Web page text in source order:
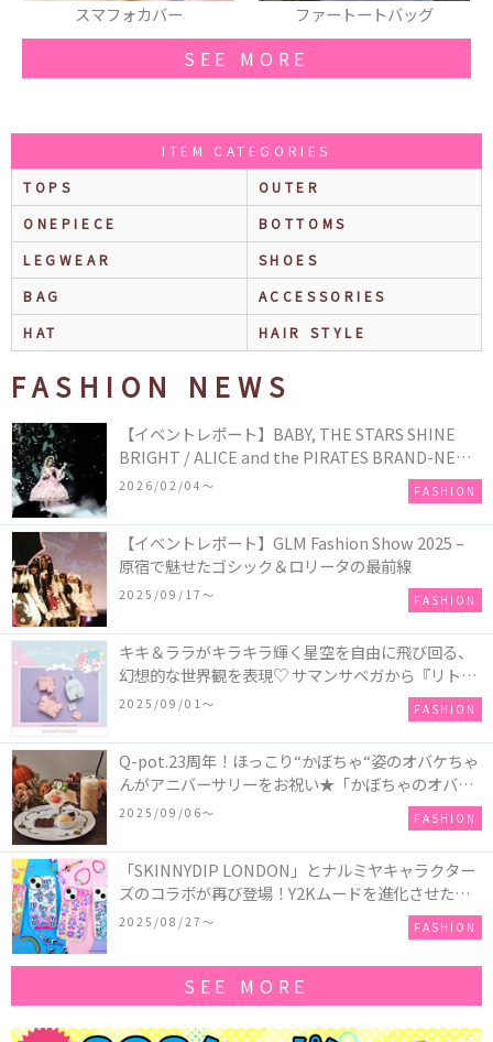
ファートートバッグ ビスチェ
SEE MORE
ITEM CATEGORIES
TOPS
OUTER
ONEPIECE
BOTTOMS
LEGWEAR
SHOES
BAG
ACCESSORIES
HAT
HAIR STYLE
FASHION NEWS
【イベントレポート】BABY, THE STARS SHINE
BRIGHT / ALICE and the PIRATES BRAND-NEW
COLLECTION in TOKYO
2026/02/04〜 FASHION
【イベントレポート】GLM Fashion Show 2025 –
原宿で魅せたゴシック＆ロリータの最前線
2025/09/17〜 FASHION
キキ＆ララがキラキラ輝く星空を自由に飛び回る、
幻想的な世界観を表現♡ サマンサベガから『リトル
ツインスターズ』50周年アニバーサリーイヤー』を
2025/09/01〜 FASHION
Q-pot.23周年！ほっこり“かぼちゃ“姿のオバケちゃ
んがアニバーサリーをお祝い★「かぼちゃのオバケ
ーキアクセサリー」が新発売！Q-pot CAFE.では
「かぼちゃのオバケーキプレート」も登場
2025/09/06〜 FASHION
「SKINNYDIP LONDON」とナルミヤキャラクター
ズのコラボが再び登場！Y2Kムードを進化させた新
作コレクションを発売♪
2025/08/27〜 FASHION
SEE MORE